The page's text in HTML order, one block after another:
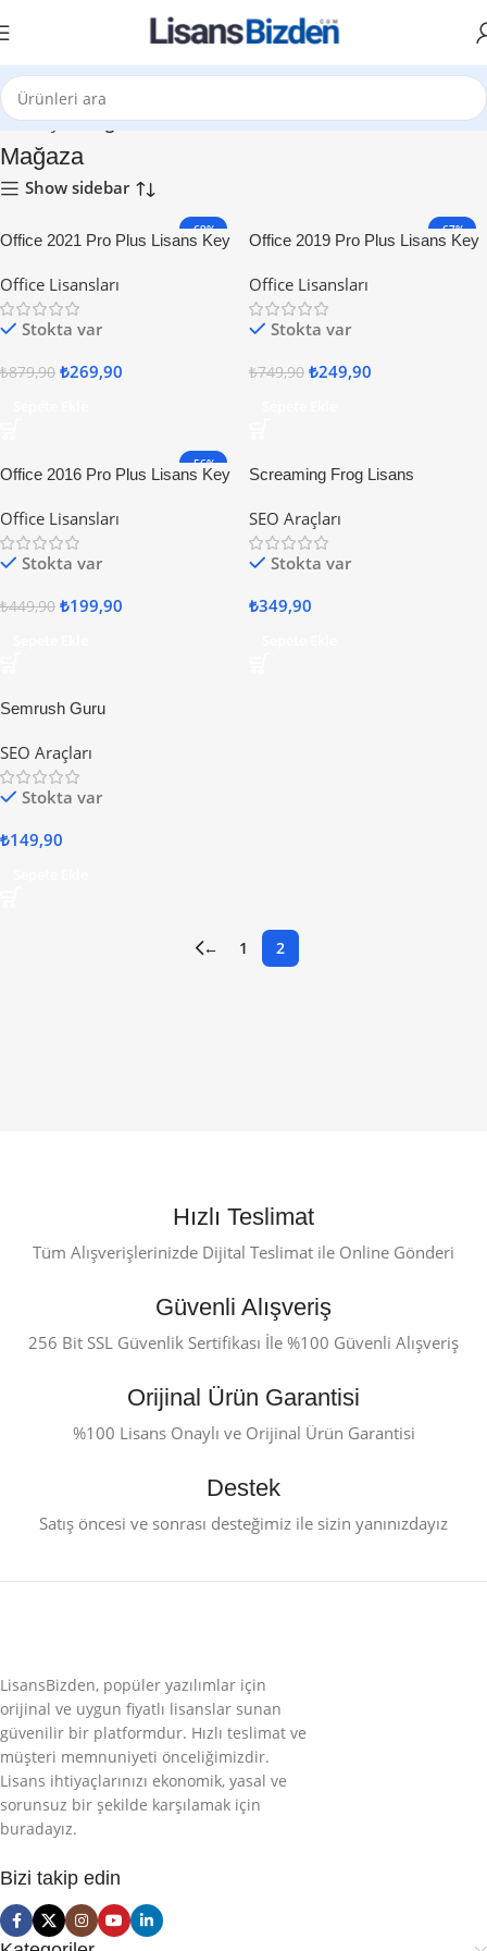
Ana Sayfa Mağaza
Mağaza
Show sidebar
-69%
Office 2021 Pro Plus Lisans Key
Office Lisansları
Stokta var
₺879,90 ₺269,90
-67%
Office 2019 Pro Plus Lisans Key
Office Lisansları
Stokta var
₺749,90 ₺249,90
-56%
Office 2016 Pro Plus Lisans Key
Office Lisansları
Stokta var
₺449,90 ₺199,90
Screaming Frog Lisans
SEO Araçları
Stokta var
₺349,90
Semrush Guru
SEO Araçları
Stokta var
₺149,90
← 1 2
Hızlı Teslimat
Tüm Alışverişlerinizde Dijital Teslimat ile Online Gönderi
Güvenli Alışveriş
256 Bit SSL Güvenlik Sertifikası İle %100 Güvenli Alışveriş
Orijinal Ürün Garantisi
%100 Lisans Onaylı ve Orijinal Ürün Garantisi
Destek
Satış öncesi ve sonrası desteğimiz ile sizin yanınızdayız
LisansBizden, popüler yazılımlar için
orijinal ve uygun fiyatlı lisanslar sunan
güvenilir bir platformdur. Hızlı teslimat ve
müşteri memnuniyeti önceliğimizdir.
Lisans ihtiyaçlarınızı ekonomik, yasal ve
sorunsuz bir şekilde karşılamak için
buradayız.
Bizi takip edin